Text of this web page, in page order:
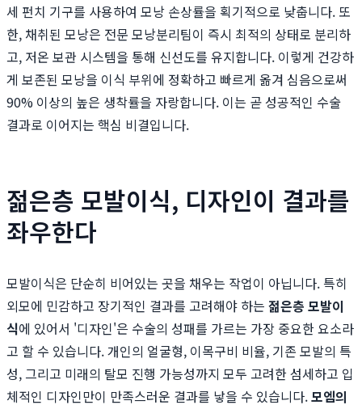
세 펀치 기구를 사용하여 모낭 손상률을 획기적으로 낮춥니다. 또
한, 채취된 모낭은 전문 모낭분리팀이 즉시 최적의 상태로 분리하
고, 저온 보관 시스템을 통해 신선도를 유지합니다. 이렇게 건강하
게 보존된 모낭을 이식 부위에 정확하고 빠르게 옮겨 심음으로써
90% 이상의 높은 생착률을 자랑합니다. 이는 곧 성공적인 수술
결과로 이어지는 핵심 비결입니다.
젊은층 모발이식, 디자인이 결과를
좌우한다
모발이식은 단순히 비어있는 곳을 채우는 작업이 아닙니다. 특히
외모에 민감하고 장기적인 결과를 고려해야 하는 젊은층 모발이
식에 있어서 '디자인'은 수술의 성패를 가르는 가장 중요한 요소라
고 할 수 있습니다. 개인의 얼굴형, 이목구비 비율, 기존 모발의 특
성, 그리고 미래의 탈모 진행 가능성까지 모두 고려한 섬세하고 입
체적인 디자인만이 만족스러운 결과를 낳을 수 있습니다.모엠의